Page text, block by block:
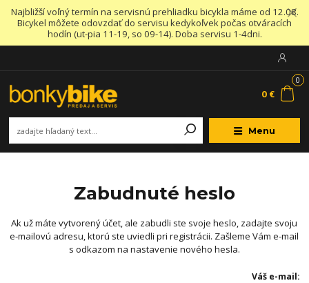
Najbližší voľný termín na servisnú prehliadku bicykla máme od 12.08.
Bicykel môžete odovzdať do servisu kedykoľvek počas otváracích
hodín (ut-pia 11-19, so 09-14). Doba servisu 1-4dni.
Menu
0
0 €
Zabudnuté heslo
Ak už máte vytvorený účet, ale zabudli ste svoje heslo, zadajte svoju
e-mailovú adresu, ktorú ste uviedli pri registrácii. Zašleme Vám e-mail
s odkazom na nastavenie nového hesla.
Váš e-mail: